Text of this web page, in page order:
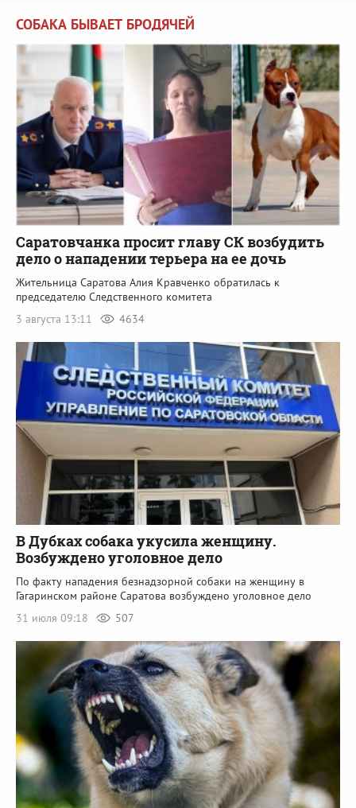
СОБАКА БЫВАЕТ БРОДЯЧЕЙ
Саратовчанка просит главу СК возбудить
дело о нападении терьера на ее дочь
Жительница Саратова Алия Кравченко обратилась к
председателю Следственного комитета
3 августа 13:11
4634
В Дубках собака укусила женщину.
Возбуждено уголовное дело
По факту нападения безнадзорной собаки на женщину в
Гагаринском районе Саратова возбуждено уголовное дело
31 июля 09:18
507